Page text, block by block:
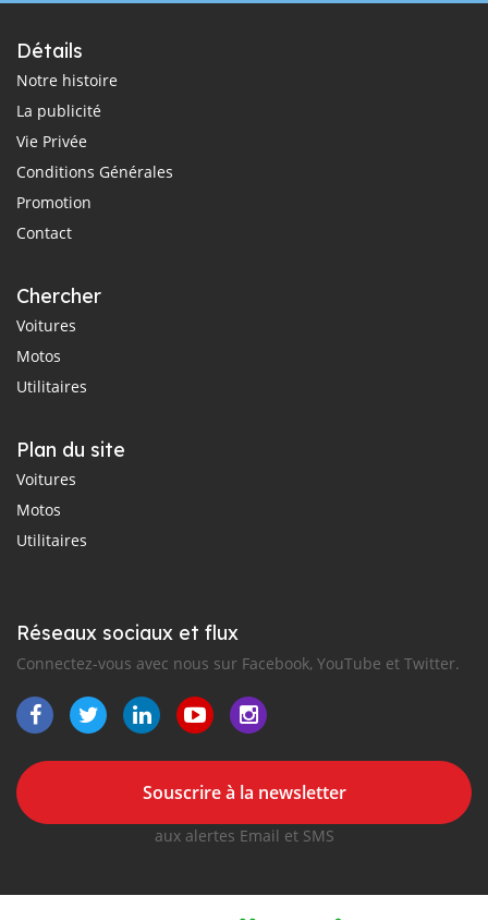
Détails
Notre histoire
La publicité
Vie Privée
Conditions Générales
Promotion
Contact
Chercher
Voitures
Motos
Utilitaires
Plan du site
Voitures
Motos
Utilitaires
Réseaux sociaux et flux
Connectez-vous avec nous sur Facebook, YouTube et Twitter.
Souscrire à la newsletter
aux alertes Email et SMS